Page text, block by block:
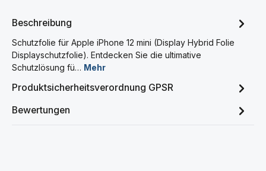
Beschreibung
Schutzfolie für Apple iPhone 12 mini (Display Hybrid Folie
Displayschutzfolie). Entdecken Sie die ultimative
Schutzlösung fü… Mehr
Produktsicherheitsverordnung GPSR
Bewertungen